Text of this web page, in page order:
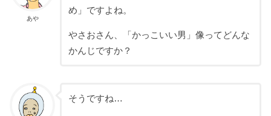
あや
め」ですよね。
やさおさん、「かっこいい男」像ってどんな
かんじですか？
そうですね…